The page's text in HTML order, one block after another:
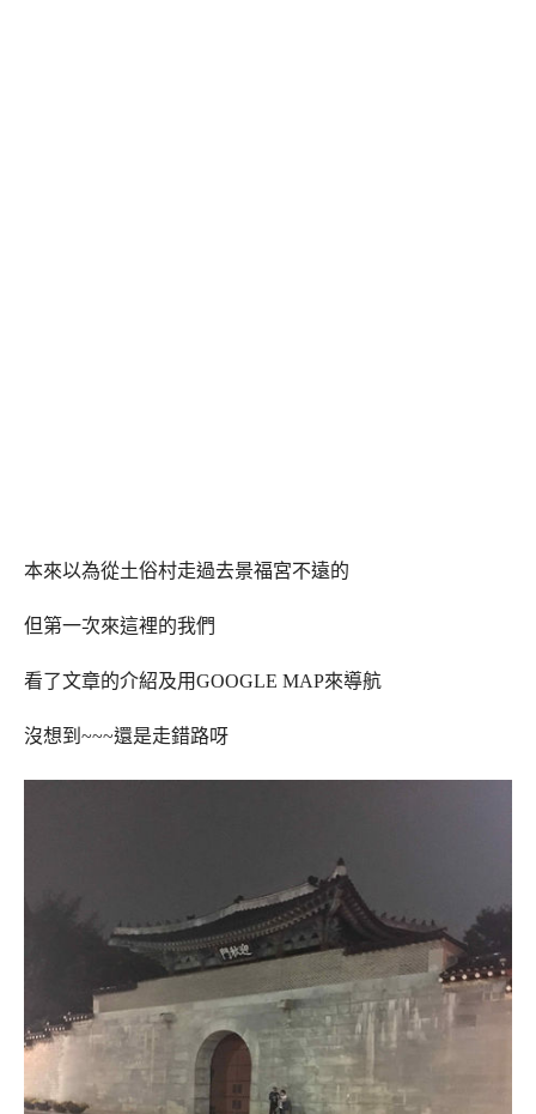
本來以為從土俗村走過去景福宮不遠的
但第一次來這裡的我們
看了文章的介紹及用GOOGLE MAP來導航
沒想到~~~還是走錯路呀